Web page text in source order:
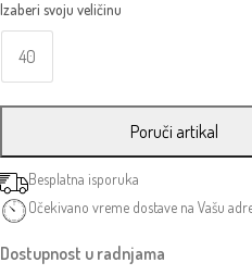
40
Poruči artikal
Besplatna isporuka
Očekivano vreme dostave na Vašu
Dostupnost u radnjama